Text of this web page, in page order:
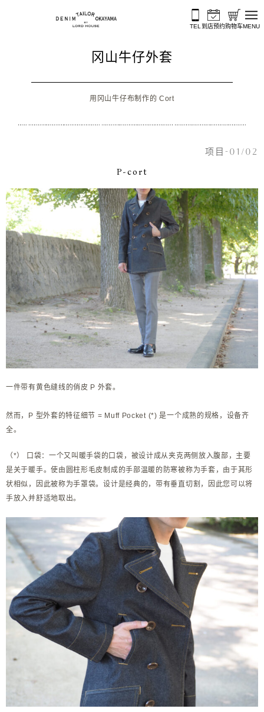
TEL 到店预约购物车MENU
冈山牛仔外套
用冈山牛仔布制作的 Cort
项目-01/02
P-cort
一件带有黄色缝线的俏皮 P 外套。
然而，P 型外套的特征细节 = Muff Pocket (*) 是一个成熟的规格，设备齐
全。
（*） 口袋：一个又叫暖手袋的口袋，被设计成从夹克两侧放入腹部，主要
是关于暖手。使由圆柱形毛皮制成的手部温暖的防寒被称为手套，由于其形
状相似，因此被称为手罩袋。设计是经典的，带有垂直切割，因此您可以将
手放入并舒适地取出。